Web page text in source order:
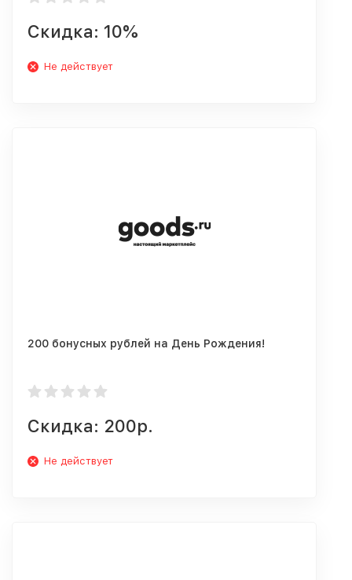
Скидка: 10%
Не действует
200 бонусных рублей на День Рождения!
Скидка: 200р.
Не действует